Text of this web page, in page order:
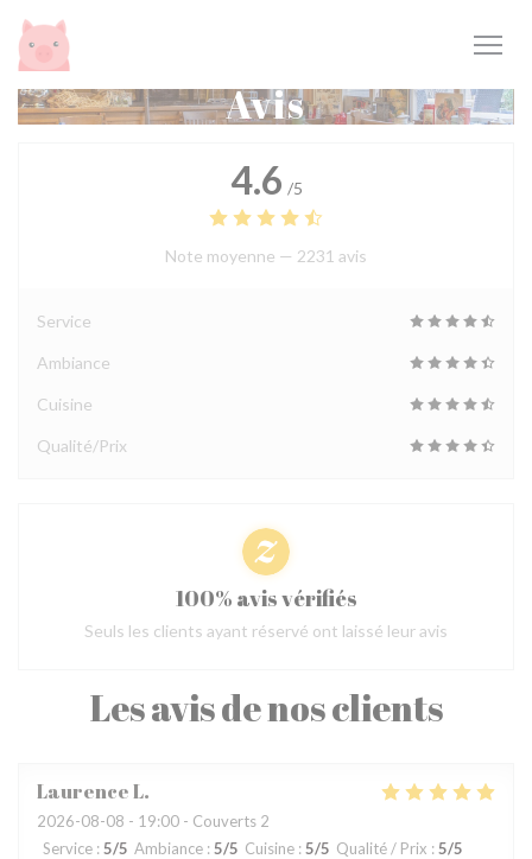
Personnalisation de vos choix en matière de cookies
Avis
Les avis de nos clients
LaurenceL
2026-08-08 - 19:00 - Couverts 2
Service : 5/5 Ambiance : 5/5 Cuisine : 5/5 Qualité / Prix : 5/5
4.6 /5
Note moyenne — 2231 avis
Service
Ambiance
Cuisine
Qualité/Prix
100% avis vérifiés
Seuls les clients ayant réservé ont laissé leur avis